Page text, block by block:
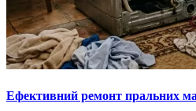
Ефективний ремонт пральних